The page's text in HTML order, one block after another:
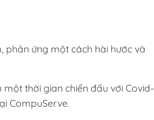
phản ứng một cách hài hước và
một thời gian chiến đấu với Covid-
CompuServe.